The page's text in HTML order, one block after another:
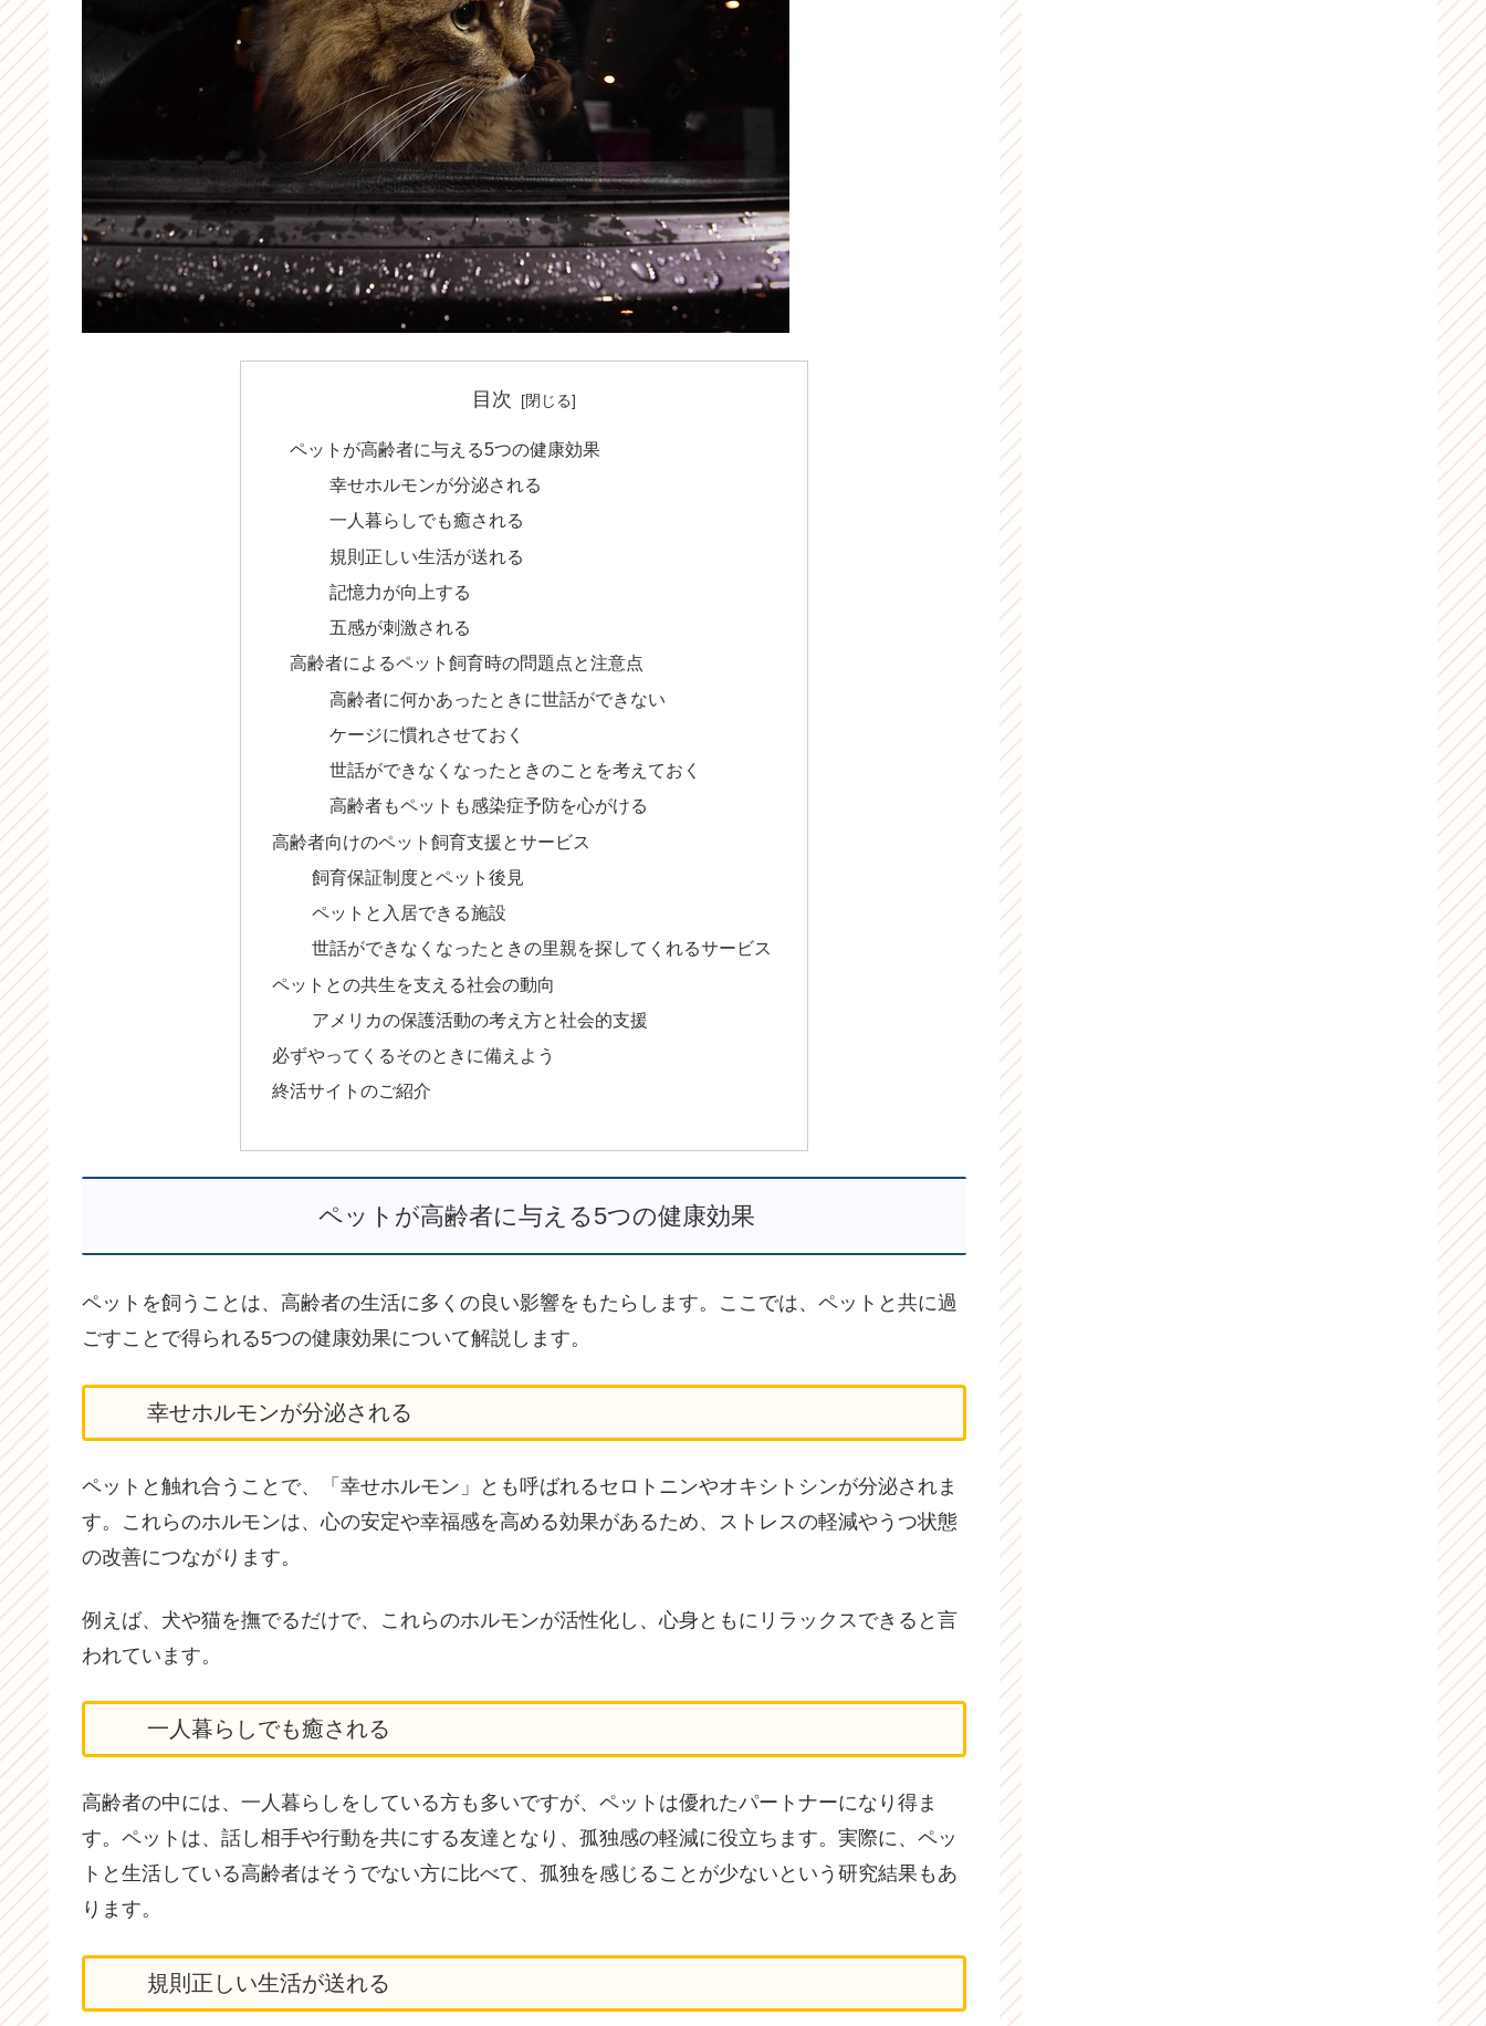
目次
ペットが高齢者に与える5つの健康効果
幸せホルモンが分泌される
一人暮らしでも癒される
規則正しい生活が送れる
記憶力が向上する
五感が刺激される
高齢者によるペット飼育時の問題点と注意点
高齢者に何かあったときに世話ができない
ケージに慣れさせておく
世話ができなくなったときのことを考えておく
高齢者もペットも感染症予防を心がける
高齢者向けのペット飼育支援とサービス
飼育保証制度とペット後見
ペットと入居できる施設
世話ができなくなったときの里親を探してくれるサービス
ペットとの共生を支える社会の動向
アメリカの保護活動の考え方と社会的支援
必ずやってくるそのときに備えよう
終活サイトのご紹介
ペットが高齢者に与える5つの健康効果
ペットを飼うことは、高齢者の生活に多くの良い影響をもたらします。ここでは、ペットと共に過
ごすことで得られる5つの健康効果について解説します。
幸せホルモンが分泌される
ペットと触れ合うことで、「幸せホルモン」とも呼ばれるセロトニンやオキシトシンが分泌されま
す。これらのホルモンは、心の安定や幸福感を高める効果があるため、ストレスの軽減やうつ状態
の改善につながります。
例えば、犬や猫を撫でるだけで、これらのホルモンが活性化し、心身ともにリラックスできると言
われています。
一人暮らしでも癒される
高齢者の中には、一人暮らしをしている方も多いですが、ペットは優れたパートナーになり得ま
す。ペットは、話し相手や行動を共にする友達となり、孤独感の軽減に役立ちます。実際に、ペッ
トと生活している高齢者はそうでない方に比べて、孤独を感じることが少ないという研究結果もあ
ります。
規則正しい生活が送れる